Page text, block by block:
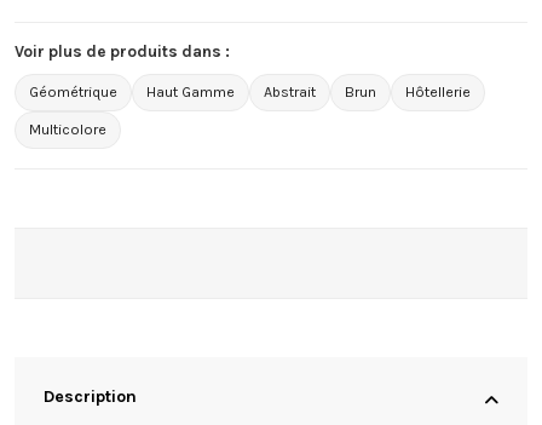
Voir plus de produits dans :
Géométrique Haut Gamme Abstrait Brun Hôtellerie
Multicolore
Description